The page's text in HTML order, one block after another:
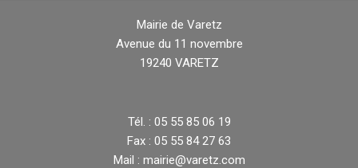
Mairie de Varetz
Avenue du 11 novembre
19240 VARETZ
Tél. : 05 55 85 06 19
Fax : 05 55 84 27 63
Mail : mairie@varetz.com